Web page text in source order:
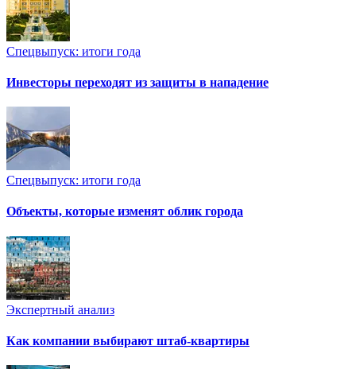
Спецвыпуск: итоги года
Инвесторы переходят из защиты в нападение
Спецвыпуск: итоги года
Объекты, которые изменят облик города
Экспертный анализ
Как компании выбирают штаб-квартиры